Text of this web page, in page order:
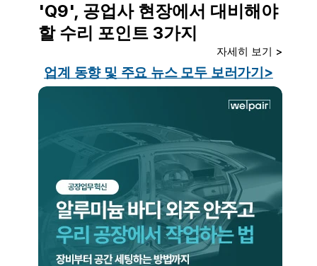
'Q9', 공업사 현장에서 대비해야
할 수리 포인트 3가지
자세히 보기 >
업계 동향 및 주요 뉴스 모두 보러가기>